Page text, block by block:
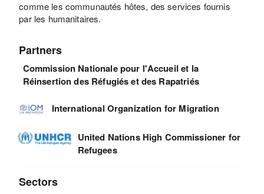
comme les communautés hôtes, des services fournis
par les humanitaires.
Partners
Commission Nationale pour l'Accueil et la
Réinsertion des Réfugiés et des Rapatriés
International Organization for Migration
United Nations High Commissioner for
Refugees
Sectors